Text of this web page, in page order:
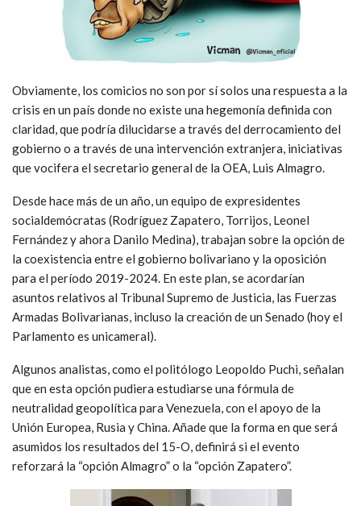
Obviamente, los comicios no son por sí solos una respuesta a la
crisis en un país donde no existe una hegemonía definida con
claridad, que podría dilucidarse a través del derrocamiento del
gobierno o a través de una intervención extranjera, iniciativas
que vocifera el secretario general de la OEA, Luis Almagro.
Desde hace más de un año, un equipo de expresidentes
socialdemócratas (Rodríguez Zapatero, Torrijos, Leonel
Fernández y ahora Danilo Medina), trabajan sobre la opción de
la coexistencia entre el gobierno bolivariano y la oposición
para el período 2019-2024. En este plan, se acordarían
asuntos relativos al Tribunal Supremo de Justicia, las Fuerzas
Armadas Bolivarianas, incluso la creación de un Senado (hoy el
Parlamento es unicameral).
Algunos analistas, como el politólogo Leopoldo Puchi, señalan
que en esta opción pudiera estudiarse una fórmula de
neutralidad geopolítica para Venezuela, con el apoyo de la
Unión Europea, Rusia y China. Añade que la forma en que será
asumidos los resultados del 15-O, definirá si el evento
reforzará la “opción Almagro” o la “opción Zapatero”.